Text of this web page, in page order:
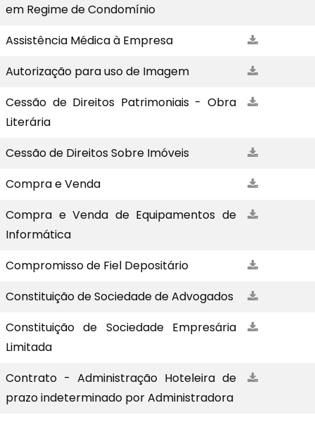
em Regime de Condomínio
Assistência Médica à Empresa
Autorização para uso de Imagem
Cessão de Direitos Patrimoniais - Obra
Literária
Cessão de Direitos Sobre Imóveis
Compra e Venda
Compra e Venda de Equipamentos de
Informática
Compromisso de Fiel Depositário
Constituição de Sociedade de Advogados
Constituição de Sociedade Empresária
Limitada
Contrato - Administração Hoteleira de
prazo indeterminado por Administradora